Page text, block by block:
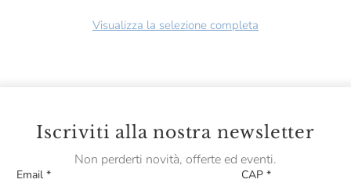
Visualizza la selezione completa
Iscriviti alla nostra newsletter
Non perderti novità, offerte ed eventi.
Email * CAP *